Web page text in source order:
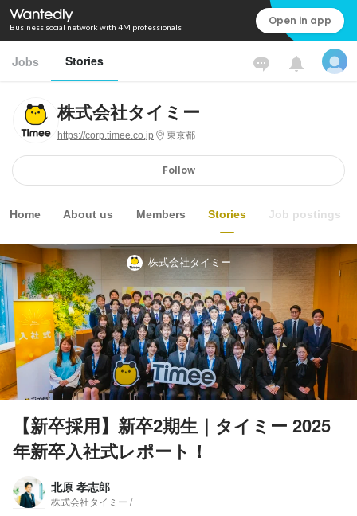
Business social network with 4M professionals Open in app
Jobs Stories
株式会社タイミー
https://corp.timee.co.jp 東京都
Follow
Home About us Members Stories Job postings
株式会社タイミー
【新卒採用】新卒2期生｜タイミー 2025
年新卒入社式レポート！
北原 孝志郎
株式会社タイミー /